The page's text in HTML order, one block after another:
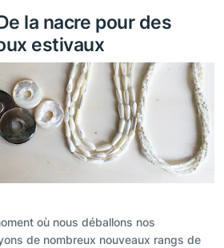
la nacre pour des
estivaux
où nous déballons nos
de nombreux nouveaux rangs de